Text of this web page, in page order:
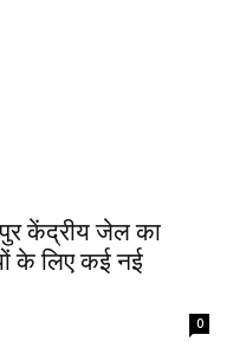
केंद्रीय जेल का
के लिए कई नई
0